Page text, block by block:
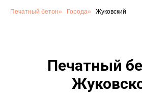
Печатный бетон» Города» Жуковский
Печатный